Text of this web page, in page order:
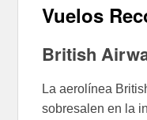
Vuelos
British
La aerolínea
sobresalen en la